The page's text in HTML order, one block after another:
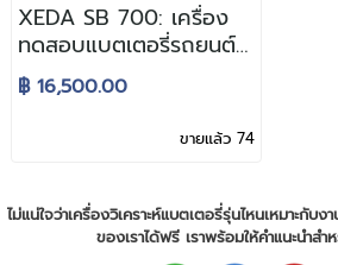
XEDA SB 700: เครื่อง
ทดสอบแบตเตอรี่รถยนต์
12/24โวลต์
฿ 16,500.00
ขายแล้ว 74
ไม่แน่ใจว่าเครื่องวิเคราะห์แบตเตอรี่รุ่นไหนเหมาะกั
ของเราได้ฟรี เราพร้อมให้คำแนะนำสำ